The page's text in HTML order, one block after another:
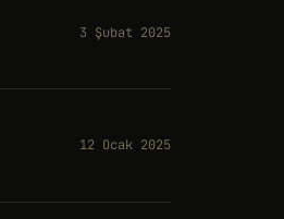
3 Şubat 2025
12 Ocak 2025